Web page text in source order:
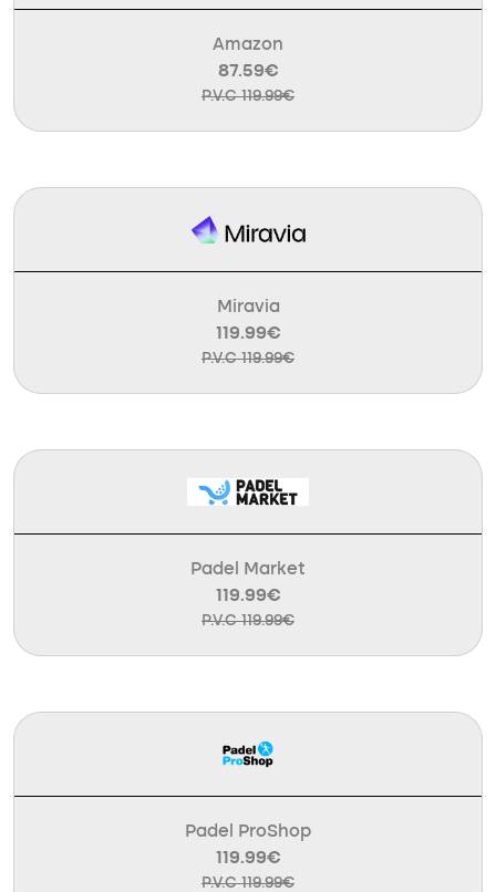
Amazon
87.59€
P.V.C 119.99€
Miravia
119.99€
P.V.C 119.99€
Padel Market
119.99€
P.V.C 119.99€
Padel ProShop
119.99€
P.V.C 119.99€